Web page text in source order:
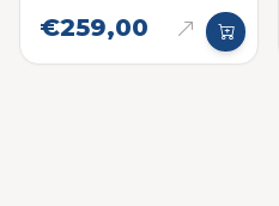
€259,00